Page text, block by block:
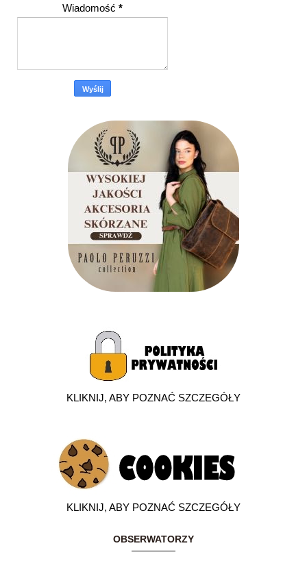
Wiadomość *
KLIKNIJ, ABY POZNAĆ SZCZEGÓŁY
KLIKNIJ, ABY POZNAĆ SZCZEGÓŁY
OBSERWATORZY